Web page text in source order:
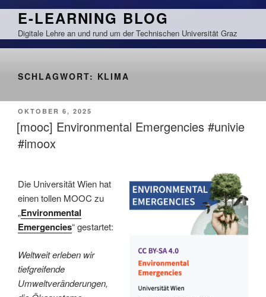
Zum
springen
E-LEARNING BLOG
Digitale Lehre an und rund um der Technischen Universität Graz
SCHLAGWORT: KLIMA
VERÖFFENTLICHT
AM
OKTOBER 6, 2025
[mooc] Environmental Emergencies #univie
#imoox
Die Universität Wien hat
einen tollen MOOC zu
„Environmental
Emergencies“ gestartet:
Weltweit erleben wir
tiefgreifende
Umweltveränderungen,